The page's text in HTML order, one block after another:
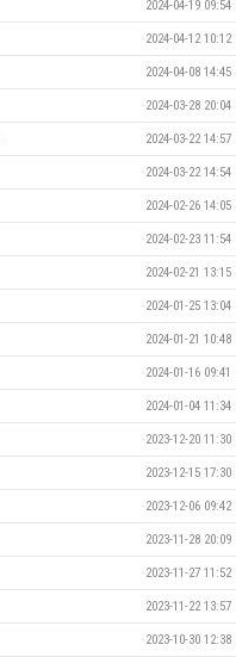
2024-04-19 09:54
2024-04-12 10:12
2024-04-08 14:45
2024-03-28 20:04
2024-03-22 14:57
2024-03-22 14:54
2024-02-26 14:05
2024-02-23 11:54
2024-02-21 13:15
2024-01-25 13:04
2024-01-21 10:48
2024-01-16 09:41
2024-01-04 11:34
2023-12-20 11:30
2023-12-15 17:30
2023-12-06 09:42
2023-11-28 20:09
2023-11-27 11:52
2023-11-22 13:57
2023-10-30 12:38